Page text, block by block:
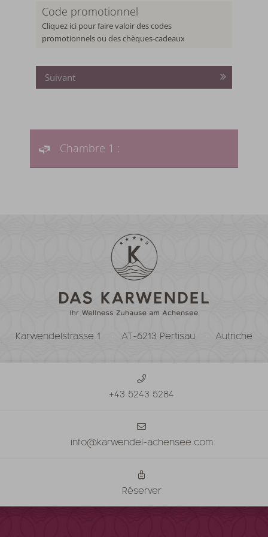
à partir de€ 252,-
PLUS D'OFFRES
nuits
NOTRE OFFRE
Code promotionnel
Cliquez ici pour faire valoir des codes
promotionnels ou des chèques-cadeaux
Suivant
Chambre 1 :
Karwendelstrasse 1 AT-6213 Pertisau Autriche
+43 5243 5284
info@karwendel-achensee.com
Réserver